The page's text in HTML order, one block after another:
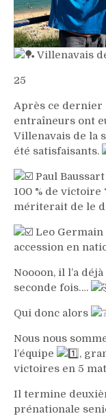
Villenavais
25
Après ce
entraîneurs ont
Villenavais de la
été satisfaisants.
Paul
100 % de victoire
mériterait de le
Leo
accession en
Noooon, il l’a
seconde fois….
Qui donc alors
Nous nous
l’équipe
,
victoires en 5
Il termine
prénationale